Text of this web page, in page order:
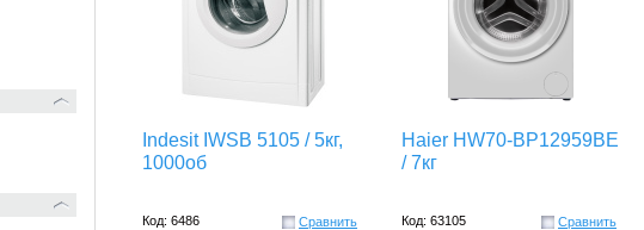
Indesit IWSB 5105 / 5кг,
1000об
Код: 6486
Сравнить
Haier HW70-BP12959BE
/ 7кг
Код: 63105
Сравнить